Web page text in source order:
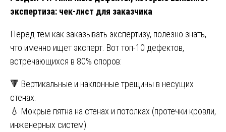
экспертиза: чек-лист для заказчика
Перед тем как заказывать экспертизу, полезно знать,
что именно ищет эксперт. Вот топ-10 дефектов,
встречающихся в 80% споров:
🔻 Вертикальные и наклонные трещины в несущих
стенах.
💧 Мокрые пятна на стенах и потолках (протечки кровли,
инженерных систем).